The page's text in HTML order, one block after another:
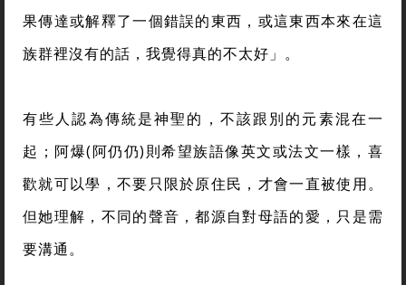
果傳達或解釋了一個錯誤的東西，或這東西本來在這
族群裡沒有的話，我覺得真的不太好」。
有些人認為傳統是神聖的，不該跟別的元素混在一
起；阿爆(阿仍仍)則希望族語像英文或法文一樣，喜
歡就可以學，不要只限於原住民，才會一直被使用。
但她理解，不同的聲音，都源自對母語的愛，只是需
要溝通。